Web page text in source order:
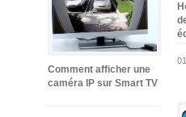
Comment afficher une
caméra IP sur Smart TV